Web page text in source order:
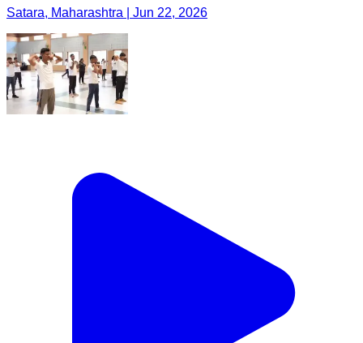
Satara, Maharashtra | Jun 22, 2026